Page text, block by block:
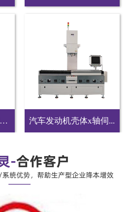
摩托车发动机摇架伺服... 汽车发动机壳体x轴伺...